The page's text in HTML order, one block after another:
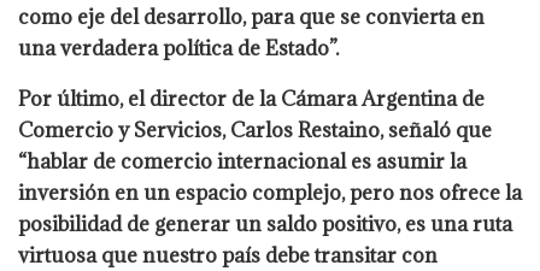
como eje del desarrollo, para que se convierta en
una verdadera política de Estado”.
Por último, el director de la Cámara Argentina de
Comercio y Servicios, Carlos Restaino, señaló que
“hablar de comercio internacional es asumir la
inversión en un espacio complejo, pero nos ofrece la
posibilidad de generar un saldo positivo, es una ruta
virtuosa que nuestro país debe transitar con